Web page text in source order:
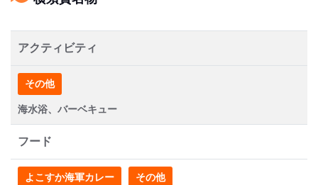
アクティビティ
その他
海水浴、バーベキュー
フード
よこすか海軍カレー その他